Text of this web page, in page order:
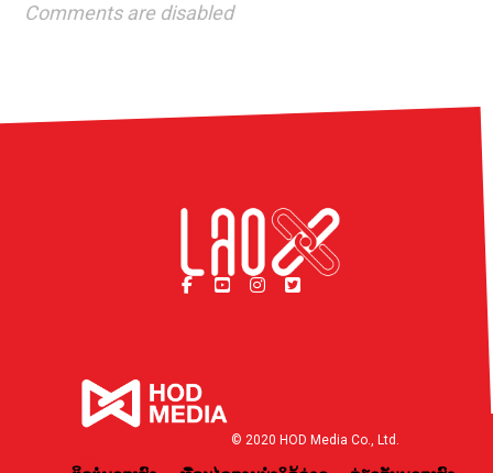
Comments are disabled
© 2020 HOD Media Co., Ltd.